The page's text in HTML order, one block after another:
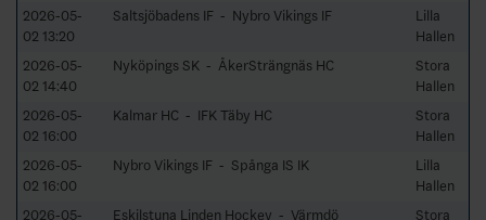
2026-05-
02 13:20
Saltsjöbadens IF - Nybro Vikings IF
Lilla
Hallen
2026-05-
02 14:40
Nyköpings SK - ÅkerSträngnäs HC
Stora
Hallen
2026-05-
02 16:00
Kalmar HC - IFK Täby HC
Stora
Hallen
2026-05-
02 16:00
Nybro Vikings IF - Spånga IS IK
Lilla
Hallen
2026-05-
Eskilstuna Linden Hockey - Värmdö
Stora